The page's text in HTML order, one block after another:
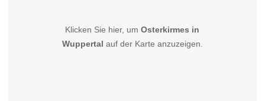
Klicken Sie hier, umOsterkirmes in
Wuppertal auf der Karte anzuzeigen.